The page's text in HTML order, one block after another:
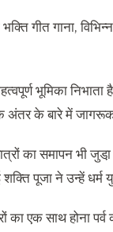
भक्ति गीत गाना,
भूमिका
अंतर के बारे में
का समापन भी
पूजा ने उन्हें धर्म
का एक साथ होना